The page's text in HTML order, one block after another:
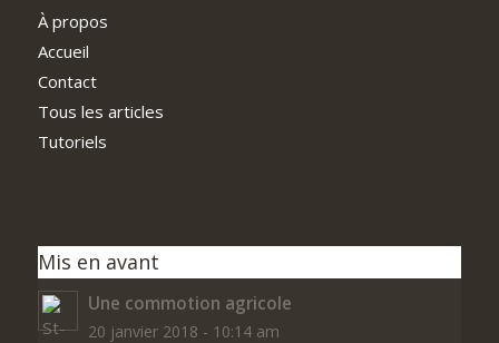
À propos
Accueil
Contact
Tous les articles
Tutoriels
Mis en avant
Une commotion agricole
20 janvier 2018 - 10:14 am